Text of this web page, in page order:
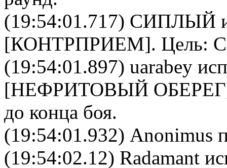
(19:54:01.717) СИПЛЫЙ
[КОНТРПРИЕМ]. Цель:
(19:54:01.897) uarabey
[НЕФРИТОВЫЙ ОБЕРЕГ
до конца боя.
(19:54:01.932) Anonimus
(19:54:02.12) Radamant